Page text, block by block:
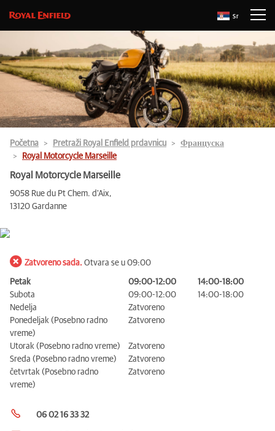
Sr
Početna Pretraži Royal Enfield prdavnicu
Француска
Royal Motorcycle Marseille
Royal Motorcycle Marseille
9058 Rue du Pt Chem. d'Aix,
13120 Gardanne
Zatvoreno sada. Otvara se u 09:00
Petak 09:00-12:00
14:00-18:00
Subota
09:00-12:00
14:00-18:00
Nedelja
Zatvoreno
Ponedeljak (Posebno radno
vreme)
Zatvoreno
Utorak (Posebno radno vreme)
Zatvoreno
Sreda (Posebno radno vreme)
Zatvoreno
četvrtak (Posebno radno
vreme)
Zatvoreno
06 02 16 33 32